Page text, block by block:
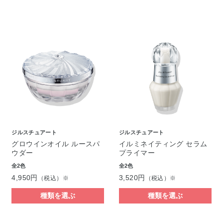
ジルスチュアート
グロウインオイル ルースパ
ウダー
全2色
4,950円 （税込）※
種類を選ぶ
ジルスチュアート
イルミネイティング セラム
プライマー
全2色
3,520円 （税込）※
種類を選ぶ